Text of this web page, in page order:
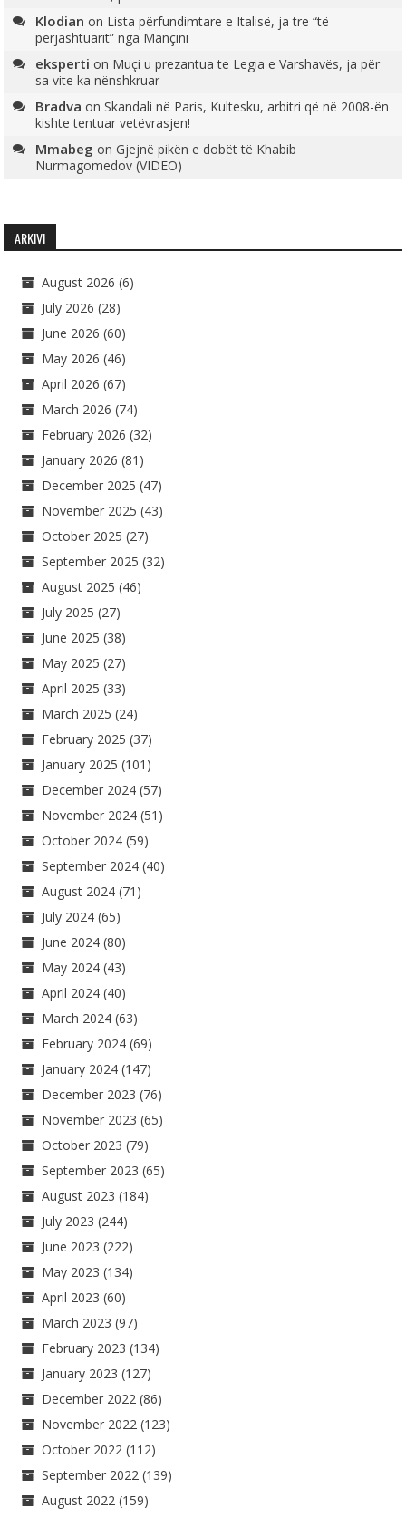
Klodian on Lista përfundimtare e Italisë, ja tre “të
përjashtuarit” nga Mançini
eksperti on Muçi u prezantua te Legia e Varshavës, ja për
sa vite ka nënshkruar
Bradva onSkandali në Paris, Kultesku, arbitri që në 2008-ën
kishte tentuar vetëvrasjen!
Mmabeg onGjejnë pikën e dobët të Khabib
Nurmagomedov (VIDEO)
ARKIVI
August 2026 (6)
July 2026 (28)
June 2026 (60)
May 2026 (46)
April 2026 (67)
March 2026 (74)
February 2026 (32)
January 2026 (81)
December 2025 (47)
November 2025 (43)
October 2025 (27)
September 2025 (32)
August 2025 (46)
July 2025 (27)
June 2025 (38)
May 2025 (27)
April 2025 (33)
March 2025 (24)
February 2025 (37)
January 2025 (101)
December 2024 (57)
November 2024 (51)
October 2024 (59)
September 2024 (40)
August 2024 (71)
July 2024 (65)
June 2024 (80)
May 2024 (43)
April 2024 (40)
March 2024 (63)
February 2024 (69)
January 2024 (147)
December 2023 (76)
November 2023 (65)
October 2023 (79)
September 2023 (65)
August 2023 (184)
July 2023 (244)
June 2023 (222)
May 2023 (134)
April 2023 (60)
March 2023 (97)
February 2023 (134)
January 2023 (127)
December 2022 (86)
November 2022 (123)
October 2022 (112)
September 2022 (139)
August 2022 (159)